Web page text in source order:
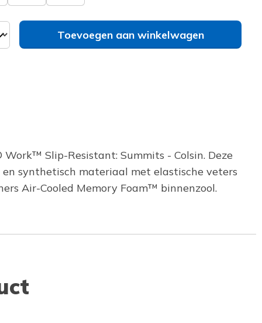
Toevoegen aan winkelwagen
Slip-Resistant: Summits - Colsin. Deze
synthetisch materiaal met elastische veters
Air-Cooled Memory Foam™ binnenzool.